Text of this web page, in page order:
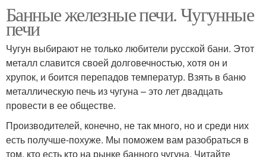
Банные железные печи. Чугунные
печи
Чугун выбирают не только любители русской бани. Этот
металл славится своей долговечностью, хотя он и
хрупок, и боится перепадов температур. Взять в баню
металлическую печь из чугуна – это лет двадцать
провести в ее обществе.
Производителей, конечно, не так много, но и среди них
есть получше-похуже. Мы поможем вам разобраться в
том, кто есть кто на рынке банного чугуна. Читайте